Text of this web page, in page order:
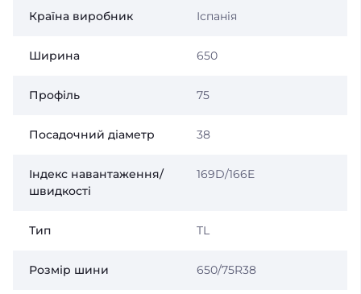
Країна виробник Іспанія
Ширина 650
Профіль 75
Посадочний діаметр 38
Індекс навантаження/
швидкості
169D/166E
Тип TL
Розмір шини 650/75R38